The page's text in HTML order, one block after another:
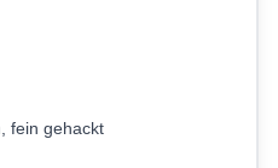
fein gehackt